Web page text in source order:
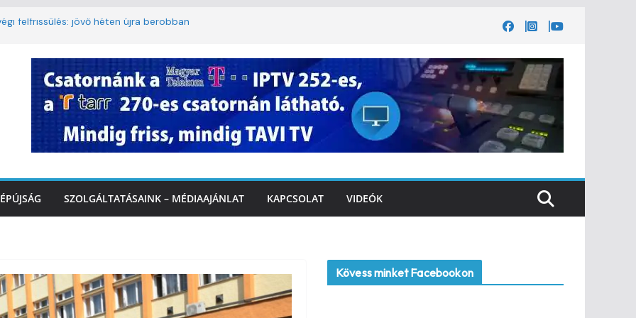
felfrissülés: jövő héten újra berobban
3. kerület TVE csapatát fogadta a
a tűzoltók dolgát Marcalinál
közlekedésért, elektromos
SZOLGÁLTATÁSAINK – MÉDIAAJÁNLAT KAPCSOLAT VIDEÓK
Kövess minket Facebookon